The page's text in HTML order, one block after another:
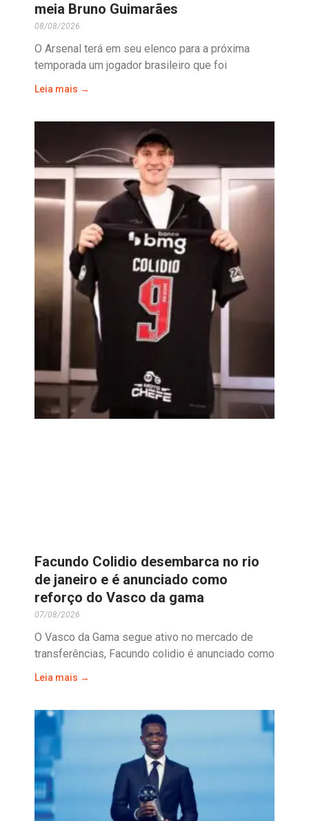
meia Bruno Guimarães
08/08/2026
O Arsenal terá em seu elenco para a próxima
temporada um jogador brasileiro que foi
Leia mais →
Facundo Colidio desembarca no rio
de janeiro e é anunciado como
reforço do Vasco da gama
07/08/2026
O Vasco da Gama segue ativo no mercado de
transferências, Facundo colidio é anunciado como
Leia mais →